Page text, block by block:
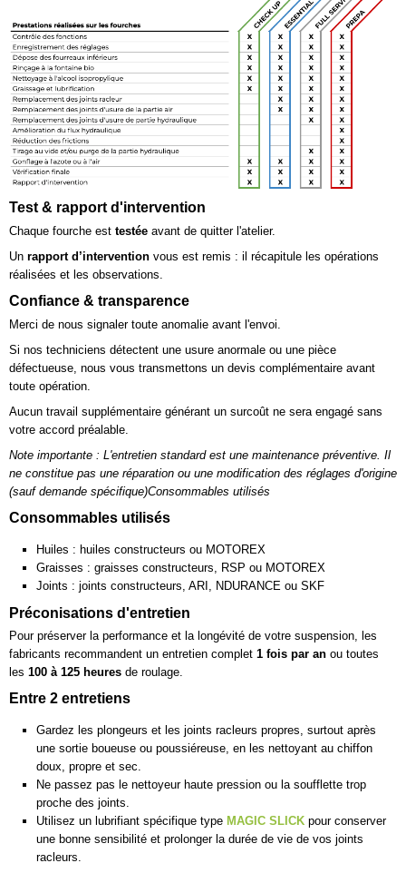
Test & rapport d'intervention
Chaque fourche est testée avant de quitter l'atelier.
Un rapport d’intervention vous est remis : il récapitule les opérations
réalisées et les observations.
Confiance & transparence
Merci de nous signaler toute anomalie avant l'envoi.
Si nos techniciens détectent une usure anormale ou une pièce
défectueuse, nous vous transmettons un devis complémentaire avant
toute opération.
Aucun travail supplémentaire générant un surcoût ne sera engagé sans
votre accord préalable.
Note importante : L'entretien standard est une maintenance préventive. Il
ne constitue pas une réparation ou une modification des réglages d'origine
(sauf demande spécifique)Consommables utilisés
Consommables utilisés
Huiles : huiles constructeurs ou MOTOREX
Graisses : graisses constructeurs, RSP ou MOTOREX
Joints : joints constructeurs, ARI, NDURANCE ou SKF
Préconisations d'entretien
Pour préserver la performance et la longévité de votre suspension, les
fabricants recommandent un entretien complet 1 fois par an ou toutes
les 100 à 125 heures de roulage.
Entre 2 entretiens
Gardez les plongeurs et les joints racleurs propres, surtout après
une sortie boueuse ou poussiéreuse, en les nettoyant au chiffon
doux, propre et sec.
Ne passez pas le nettoyeur haute pression ou la soufflette trop
proche des joints.
Utilisez un lubrifiant spécifique type MAGIC SLICK pour conserver
une bonne sensibilité et prolonger la durée de vie de vos joints
racleurs.